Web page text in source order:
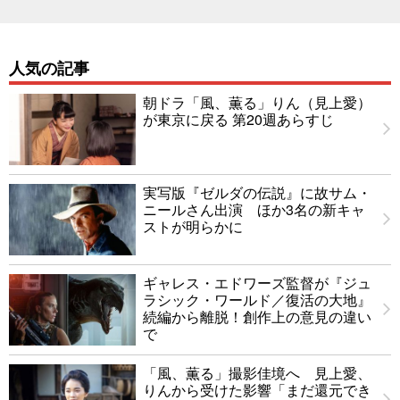
人気の記事
朝ドラ「風、薫る」りん（見上愛）
が東京に戻る 第20週あらすじ
実写版『ゼルダの伝説』に故サム・
ニールさん出演 ほか3名の新キャ
ストが明らかに
ギャレス・エドワーズ監督が『ジュ
ラシック・ワールド／復活の大地』
続編から離脱！創作上の意見の違い
で
「風、薫る」撮影佳境へ 見上愛、
りんから受けた影響「まだ還元でき